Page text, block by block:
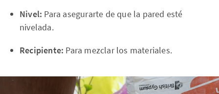
Nivel: Para asegurarte de que la pared esté
nivelada.
Recipiente: Para mezclar los materiales.